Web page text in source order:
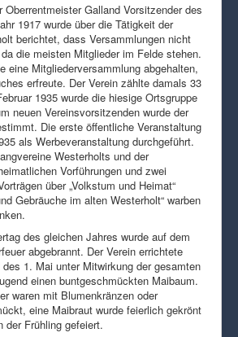
Oberrentmeister Galland Vorsitzender des
1917 wurde über die Tätigkeit der
berichtet, dass Versammlungen nicht
die meisten Mitglieder im Felde stehen.
eine Mitgliederversammlung abgehalten,
erfreute. Der Verein zählte damals 33
1935 wurde die hiesige Ortsgruppe
neuen Vereinsvorsitzenden wurde der
Die erste öffentliche Veranstaltung
als Werbeveranstaltung durchgeführt.
Westerholts und der
Vorführungen und zwei
über „Volkstum und Heimat“
Gebräuche im alten Westerholt“ warben
des gleichen Jahres wurde auf dem
abgebrannt. Der Verein errichtete
1. Mai unter Mitwirkung der gesamten
einen buntgeschmückten Maibaum.
waren mit Blumenkränzen oder
eine Maibraut wurde feierlich gekrönt
der Frühling gefeiert.